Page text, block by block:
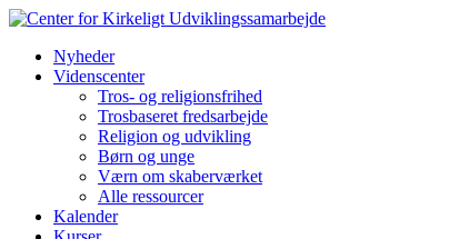
Nyheder
Videnscenter
Tros- og religionsfrihed
Trosbaseret fredsarbejde
Religion og udvikling
Børn og unge
Værn om skaberværket
Alle ressourcer
Kalender